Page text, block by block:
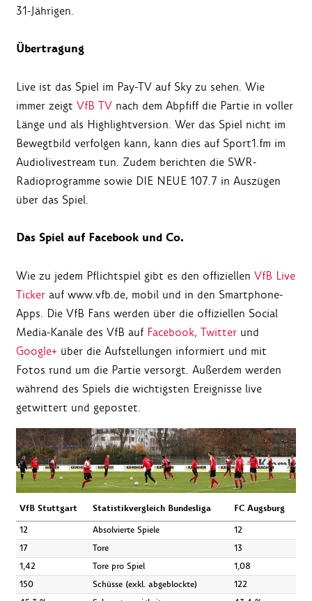
31-Jährigen.
Übertragung
Live ist das Spiel im Pay-TV auf Sky zu sehen. Wie
immer zeigt VfB TV nach dem Abpfiff die Partie in voller
Länge und als Highlightversion. Wer das Spiel nicht im
Bewegtbild verfolgen kann, kann dies auf Sport1.fm im
Audiolivestream tun. Zudem berichten die SWR-
Radioprogramme sowie DIE NEUE 107.7 in Auszügen
über das Spiel.
Das Spiel auf Facebook und Co.
Wie zu jedem Pflichtspiel gibt es den offiziellen VfB Live
Ticker auf www.vfb.de, mobil und in den Smartphone-
Apps. Die VfB Fans werden über die offiziellen Social
Media-Kanäle des VfB auf Facebook, Twitter und
Google+ über die Aufstellungen informiert und mit
Fotos rund um die Partie versorgt. Außerdem werden
während des Spiels die wichtigsten Ereignisse live
getwittert und gepostet.
VfB Stuttgart Statistikvergleich Bundesliga FC Augsburg
12 Absolvierte Spiele
12
17
Tore
13
1,42
Tore pro Spiel
1,08
150
Schüsse (exkl. abgeblockte)
122